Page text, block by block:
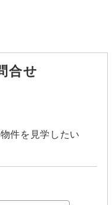
合せ
物件を見学したい